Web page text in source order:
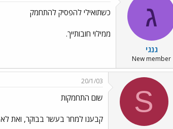
ג
גנגי
New member
כשתואילי להפסיק להתחמק
ממילוי חובותייך.
S
20/1/03
שום התחמקות
קבענו למחר בעשר בבוקר, ואת לא